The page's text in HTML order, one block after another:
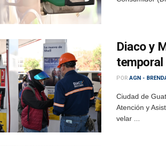
Diaco y
POR AGN -
Ciudad de
Atención y
velar ...